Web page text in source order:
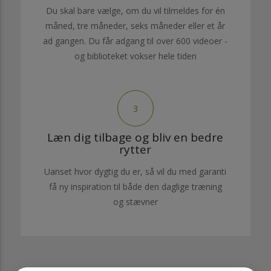
Du skal bare vælge, om du vil tilmeldes for én
måned, tre måneder, seks måneder eller et år
ad gangen. Du får adgang til over 600 videoer -
og biblioteket vokser hele tiden
3
Læn dig tilbage og bliv en bedre
rytter
Uanset hvor dygtig du er, så vil du med garanti
få ny inspiration til både den daglige træning
og stævner